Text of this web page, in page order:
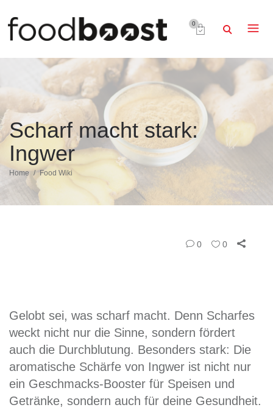
0
Scharf macht stark:
Ingwer
Home Food Wiki
0 0
Gelobt sei, was scharf macht. Denn Scharfes
weckt nicht nur die Sinne, sondern fördert
auch die Durchblutung. Besonders stark: Die
aromatische Schärfe von Ingwer ist nicht nur
ein Geschmacks-Booster für Speisen und
Getränke, sondern auch für deine Gesundheit.